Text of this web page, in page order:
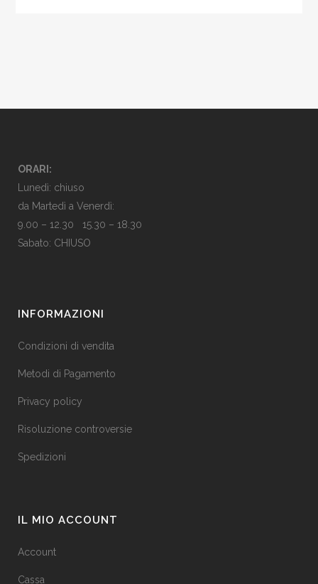
ORARI:
Lunedì: chiuso
da Martedì a Venerdì:
9.00 – 12.30 15.30 – 18.30
Sabato: CHIUSO
INFORMAZIONI
Condizioni di vendita
Metodi di Pagamento
Privacy policy
Risoluzione controversie
Spedizioni
IL MIO ACCOUNT
Account
Cassa